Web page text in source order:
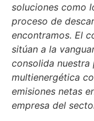
soluciones como
proceso de
encontramos. El
sitúan a la
consolida nuestra
multienergética
emisiones netas
empresa del